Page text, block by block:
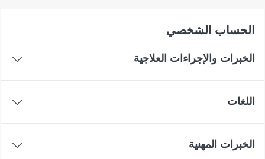
اﻟﺤﺴﺎﺏ اﻟﺸﺨﺼﻲ
الخبرات والإجراءات العلاجية
اللغات
الخبرات المهنية